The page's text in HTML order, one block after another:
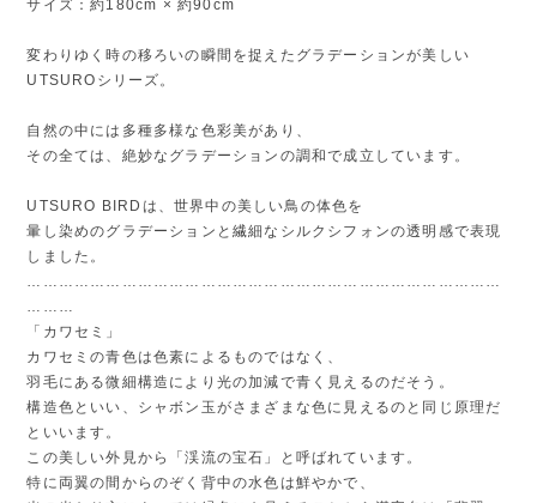
商品コード：01D4SK04Q1AR
素材：シルク100％
サイズ：約180cm × 約90cm
変わりゆく時の移ろいの瞬間を捉えたグラデーションが美しい
UTSUROシリーズ。
自然の中には多種多様な色彩美があり、
その全ては、絶妙なグラデーションの調和で成立しています。
UTSURO BIRDは、世界中の美しい鳥の体色を
暈し染めのグラデーションと繊細なシルクシフォンの透明感で表現
しました。
………………………………………………………………………………
………
「カワセミ」
カワセミの青色は色素によるものではなく、
羽毛にある微細構造により光の加減で青く見えるのだそう。
構造色といい、シャボン玉がさまざまな色に見えるのと同じ原理だ